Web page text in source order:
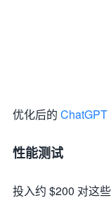
优化后的 ChatGPT
性能测试
投入约 $200 对这